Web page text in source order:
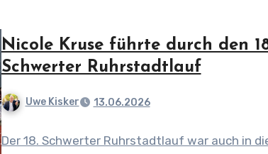
Nicole Kruse führte durch den
Schwerter Ruhrstadtlauf
Uwe Kisker 13.06.2026
Der 18. Schwerter Ruhrstadtlauf war auch in